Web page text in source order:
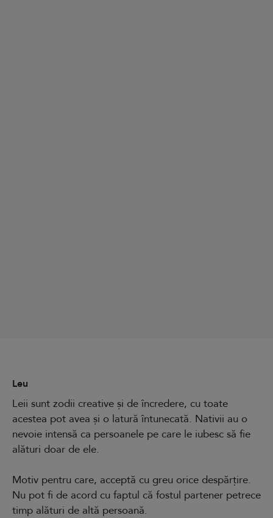
Leu
Leii sunt zodii creative și de încredere, cu toate
acestea pot avea și o latură întunecată. Nativii au o
nevoie intensă ca persoanele pe care le iubesc să fie
alături doar de ele.
Motiv pentru care, acceptă cu greu orice despărțire.
Nu pot fi de acord cu faptul că fostul partener petrece
timp alături de altă persoană.